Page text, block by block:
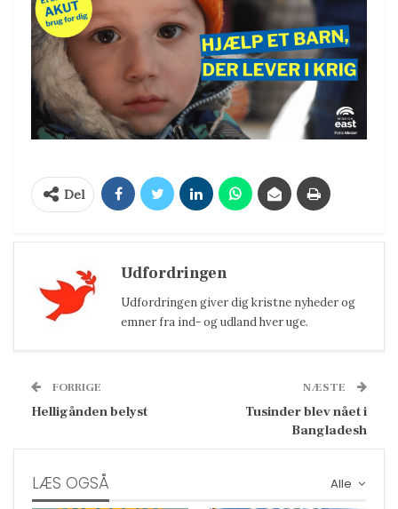
Del
Udfordringen
Udfordringen giver dig kristne nyheder og
emner fra ind- og udland hver uge.
FORRIGE
Helligånden belyst
NÆSTE
Tusinder blev nået i
Bangladesh
Alle
LÆS OGSÅ